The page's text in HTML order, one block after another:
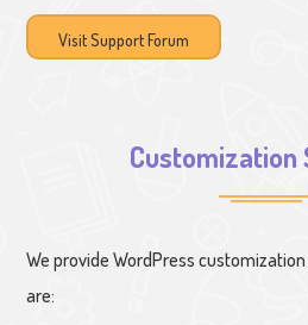
Visit Support Forum
Customization
We provide WordPress
are: